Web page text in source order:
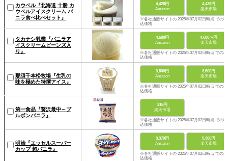
カウベル『北海道 十勝 カ
ウベルアイスクリーム バ
ニラ食べ比べセット』
4,428円
Amazon
4,428円
楽天市場
※各社通販サイトの 2025年07月02日時点 での税
込価格
タカナシ乳業『バニラア
イスクリームビーンズ入
り』
4,680円
Amazon
4,680〜円
楽天市場
※各社通販サイトの 2025年07月02日時点 での税
込価格
那須千本松牧場『生乳の
味を極めた特撰アイス』
3,500円
Amazon
3,500円
楽天市場
※各社通販サイトの 2025年07月02日時点 での税
込価格
第一食品『贅沢最中～ブ
ルボンバニラ』
216円
楽天市場
※各社通販サイトの 2025年07月02日時点 での税
込価格
明治『エッセルスーパー
カップ 超バニラ』
3,370円
Amazon
5,300円
楽天市場
※各社通販サイトの 2025年07月02日時点 での税
込価格